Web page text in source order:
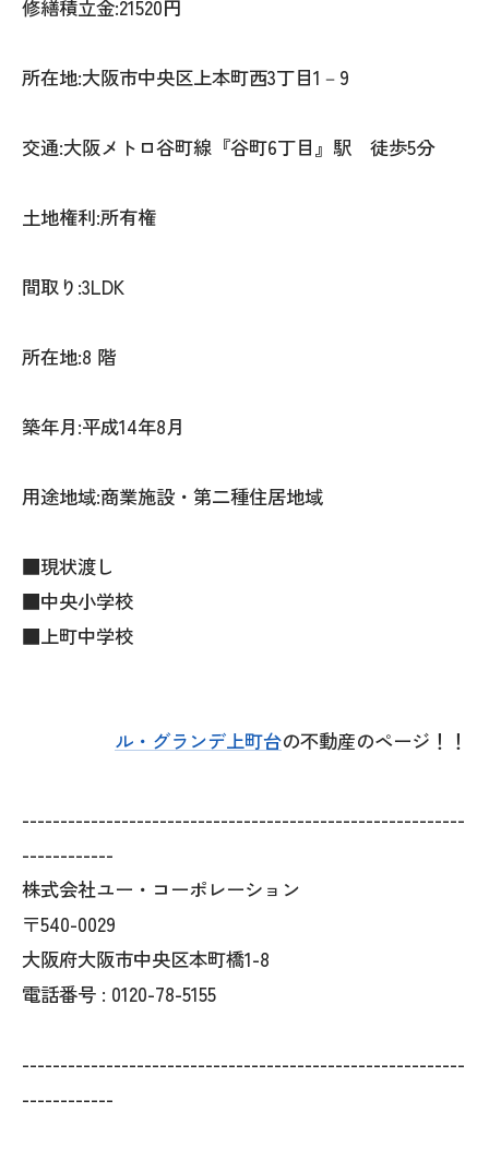
修繕積立金:21520円
所在地:大阪市中央区上本町西3丁目1－9
交通:大阪メトロ谷町線『谷町6丁目』駅 徒歩5分
土地権利:所有権
間取り:3LDK
所在地:8 階
築年月:平成14年8月
用途地域:商業施設・第二種住居地域
■現状渡し
■中央小学校
■上町中学校
ル・グランデ上町台の不動産のページ！！
----------------------------------------------------------
------------
株式会社ユー・コーポレーション
〒540-0029
大阪府大阪市中央区本町橋1-8
電話番号 : 0120-78-5155
----------------------------------------------------------
------------